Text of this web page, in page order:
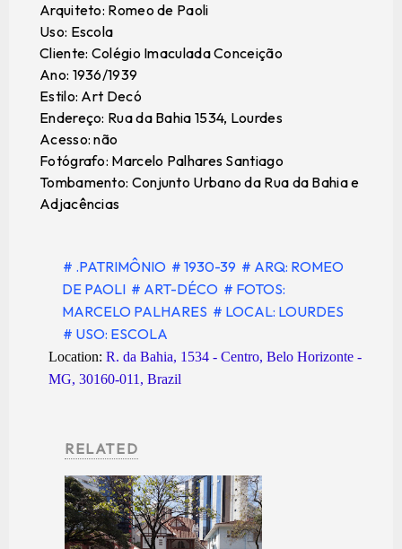
Arquiteto: Romeo de Paoli
Uso: Escola
Cliente: Colégio Imaculada Conceição
Ano: 1936/1939
Estilo: Art Decó
Endereço: Rua da Bahia 1534, Lourdes
Acesso: não
Fotógrafo: Marcelo Palhares Santiago
Tombamento: Conjunto Urbano da Rua da Bahia e
Adjacências
# .PATRIMÔNIO # 1930-39 # ARQ: ROMEO
DE PAOLI # ART-DÉCO # FOTOS:
MARCELO PALHARES # LOCAL: LOURDES
# USO: ESCOLA
Location: R. da Bahia, 1534 - Centro, Belo Horizonte -
MG, 30160-011, Brazil
RELATED